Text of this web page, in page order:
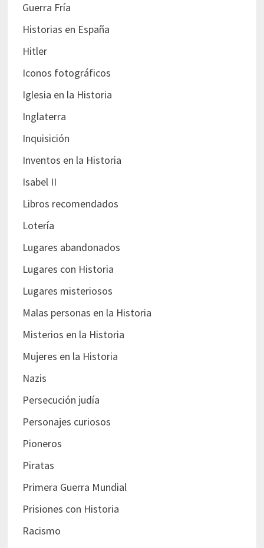
Guerra Fría
Historias en España
Hitler
Iconos fotográficos
Iglesia en la Historia
Inglaterra
Inquisición
Inventos en la Historia
Isabel II
Libros recomendados
Lotería
Lugares abandonados
Lugares con Historia
Lugares misteriosos
Malas personas en la Historia
Misterios en la Historia
Mujeres en la Historia
Nazis
Persecución judía
Personajes curiosos
Pioneros
Piratas
Primera Guerra Mundial
Prisiones con Historia
Racismo